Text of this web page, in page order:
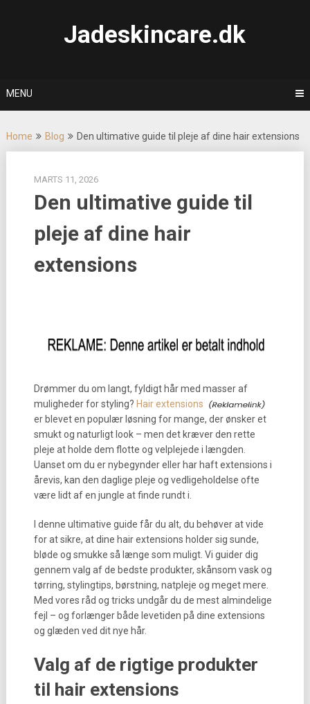
Jadeskincare.dk
MENU
Home Blog Den ultimative guide til pleje af dine hair extensions
MARTS 11, 2026
Den ultimative guide til
pleje af dine hair
extensions
Drømmer du om langt, fyldigt hår med masser af
muligheder for styling? Hair extensions
er blevet en populær løsning for mange, der ønsker et
smukt og naturligt look – men det kræver den rette
pleje at holde dem flotte og velplejede i længden.
Uanset om du er nybegynder eller har haft extensions i
årevis, kan den daglige pleje og vedligeholdelse ofte
være lidt af en jungle at finde rundt i.
I denne ultimative guide får du alt, du behøver at vide
for at sikre, at dine hair extensions holder sig sunde,
bløde og smukke så længe som muligt. Vi guider dig
gennem valg af de bedste produkter, skånsom vask og
tørring, stylingtips, børstning, natpleje og meget mere.
Med vores råd og tricks undgår du de mest almindelige
fejl – og forlænger både levetiden på dine extensions
og glæden ved dit nye hår.
Valg af de rigtige produkter
til hair extensions